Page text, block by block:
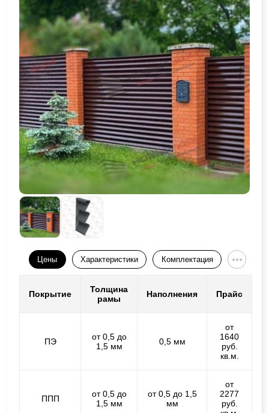
Цены Характеристики Комплектация
Покрытие
Толщина
рамы
Наполнения Прайс
ПЭ
от 0,5 до
1,5 мм
0,5 мм
от
1640
руб.
кв.м.
ППП
от 0,5 до
1,5 мм
от 0,5 до 1,5
мм
от
2277
руб.